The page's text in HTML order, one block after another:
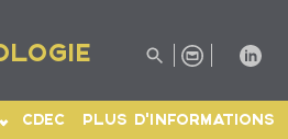
CDEC PLUS D'INFORMATIONS